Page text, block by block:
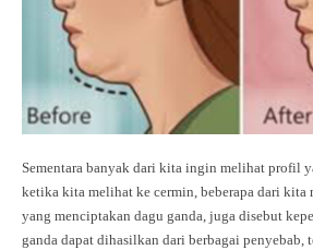
Sementara banyak dari kita ingin melihat profil
ketika kita melihat ke cermin, beberapa dari
yang menciptakan dagu ganda, juga disebut
ganda dapat dihasilkan dari berbagai penyebab,